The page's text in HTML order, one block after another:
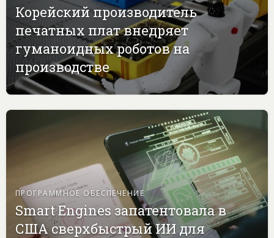
Корейский производитель
печатных плат внедряет
гуманоидных роботов на
производстве
ПРОГРАММНОЕ ОБЕСПЕЧЕНИЕ
Smart Engines запатентовала в
США сверхбыстрый ИИ для